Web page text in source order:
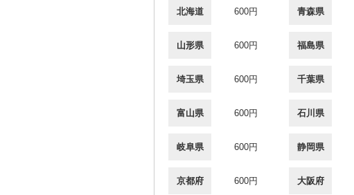
北海道 600円 青森県
山形県 600円 福島県
埼玉県 600円 千葉県
富山県 600円 石川県
岐阜県 600円 静岡県
京都府 600円 大阪府